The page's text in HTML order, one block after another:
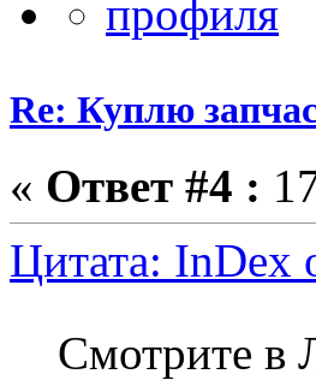
Re: Куплю
« Ответ #4 :
Цитата: InDex
Смотрите